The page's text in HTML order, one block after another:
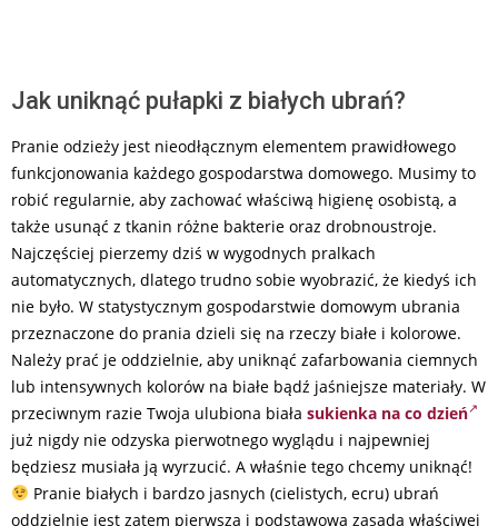
Jak uniknąć pułapki z białych ubrań?
Pranie odzieży jest nieodłącznym elementem prawidłowego
funkcjonowania każdego gospodarstwa domowego. Musimy to
robić regularnie, aby zachować właściwą higienę osobistą, a
także usunąć z tkanin różne bakterie oraz drobnoustroje.
Najczęściej pierzemy dziś w wygodnych pralkach
automatycznych, dlatego trudno sobie wyobrazić, że kiedyś ich
nie było. W statystycznym gospodarstwie domowym ubrania
przeznaczone do prania dzieli się na rzeczy białe i kolorowe.
Należy prać je oddzielnie, aby uniknąć zafarbowania ciemnych
lub intensywnych kolorów na białe bądź jaśniejsze materiały. W
przeciwnym razie Twoja ulubiona biała sukienka na co dzień
już nigdy nie odzyska pierwotnego wyglądu i najpewniej
będziesz musiała ją wyrzucić. A właśnie tego chcemy uniknąć!
Pranie białych i bardzo jasnych (cielistych, ecru) ubrań
oddzielnie jest zatem pierwszą i podstawową zasadą właściwej